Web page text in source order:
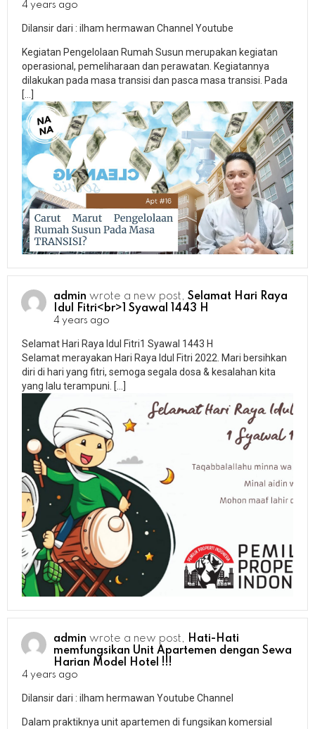
4 years ago
Dilansir dari : ilham hermawan Channel Youtube
Kegiatan Pengelolaan Rumah Susun merupakan kegiatan
operasional, pemeliharaan dan perawatan. Kegiatannya
dilakukan pada masa transisi dan pasca masa transisi. Pada
[…]
admin wrote a new post, Selamat Hari Raya
Idul Fitri<br>1 Syawal 1443 H
4 years ago
Selamat Hari Raya Idul Fitri1 Syawal 1443 H
Selamat merayakan Hari Raya Idul Fitri 2022. Mari bersihkan
diri di hari yang fitri, semoga segala dosa & kesalahan kita
yang lalu terampuni. […]
admin wrote a new post, Hati-Hati
memfungsikan Unit Apartemen dengan Sewa
Harian Model Hotel !!!
4 years ago
Dilansir dari : ilham hermawan Youtube Channel
Dalam praktiknya unit apartemen di fungsikan komersial